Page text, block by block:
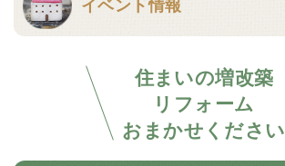
住まいの増改築
リフォーム
おまかせください